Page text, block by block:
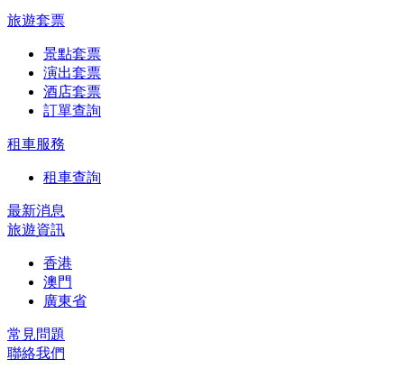
旅遊套票
景點套票
演出套票
酒店套票
訂單查詢
租車服務
租車查詢
最新消息
旅遊資訊
香港
澳門
廣東省
常見問題
聯絡我們